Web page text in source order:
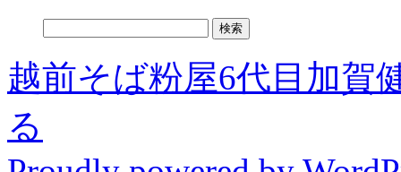
越前そば粉屋6代目加賀
る